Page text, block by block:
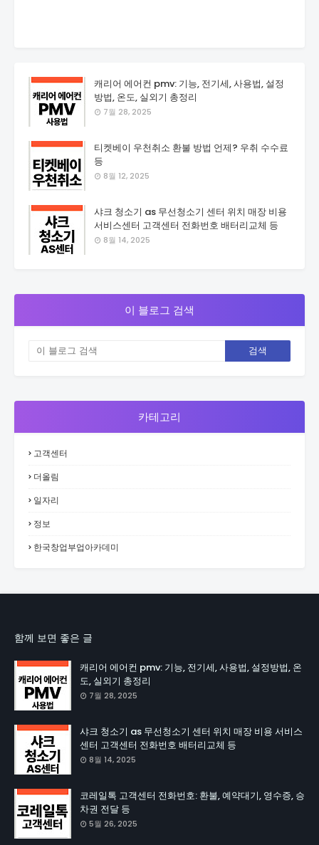
캐리어 에어컨 pmv: 기능, 전기세, 사용법, 설정
방법, 온도, 실외기 총정리
7월 28, 2025
티켓베이 우천취소 환불 방법 언제? 우취 수수료
등
8월 12, 2025
샤크 청소기 as 무선청소기 센터 위치 매장 비용
서비스센터 고객센터 전화번호 배터리교체 등
8월 14, 2025
이 블로그 검색
카테고리
고객센터
더올림
일자리
정보
한국창업부업아카데미
함께 보면 좋은 글
캐리어 에어컨 pmv: 기능, 전기세, 사용법, 설정방법, 온
도, 실외기 총정리
7월 28, 2025
샤크 청소기 as 무선청소기 센터 위치 매장 비용 서비스
센터 고객센터 전화번호 배터리교체 등
8월 14, 2025
코레일톡 고객센터 전화번호: 환불, 예약대기, 영수증, 승
차권 전달 등
5월 26, 2025